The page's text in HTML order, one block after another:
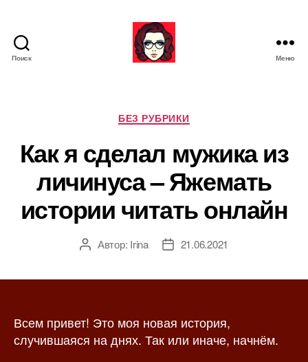
Поиск
М
а
т
ь
Меню
Р
у
б
р
к
и
БЕЗ РУБРИКИ
Как я сделал мужика из
личинуса – Яжемать
истории читать онлайн
А
з
а
Автор: Irina
Д
а
п
21.06.2021
Всем привет! Это моя новая история,
случившаяся на днях. Так или иначе, начнём.